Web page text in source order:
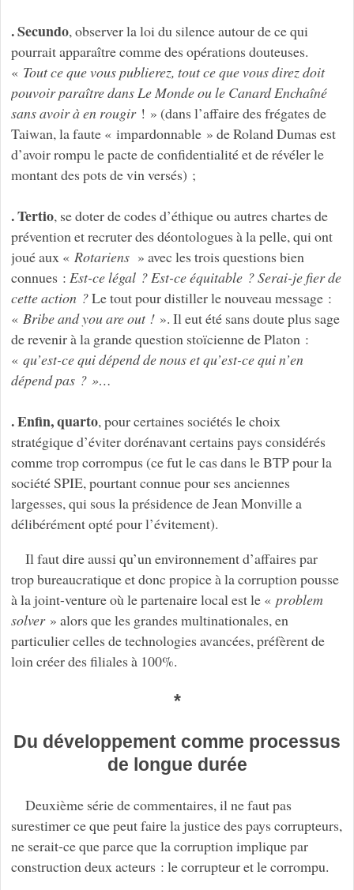
. Secundo, observer la loi du silence autour de ce qui
pourrait apparaître comme des opérations douteuses.
« Tout ce que vous publierez, tout ce que vous direz doit
pouvoir paraître dans Le Monde ou le Canard Enchaîné
sans avoir à en rougir! » (dans l’affaire des frégates de
Taiwan, la faute « impardonnable » de Roland Dumas est
d’avoir rompu le pacte de confidentialité et de révéler le
montant des pots de vin versés) ;
. Tertio, se doter de codes d’éthique ou autres chartes de
prévention et recruter des déontologues à la pelle, qui ont
joué aux « Rotariens » avec les trois questions bien
connues : Est-ce légal ? Est-ce équitable ? Serai-je fier de
cette action ?Le tout pour distiller le nouveau message :
« Bribe and you are out !». Il eut été sans doute plus sage
de revenir à la grande question stoïcienne de Platon :
« qu’est-ce qui dépend de nous et qu’est-ce qui n’en
dépend pas ? »…
. Enfin, quarto, pour certaines sociétés le choix
stratégique d’éviter dorénavant certains pays considérés
comme trop corrompus (ce fut le cas dans le BTP pour la
société SPIE, pourtant connue pour ses anciennes
largesses, qui sous la présidence de Jean Monville a
délibérément opté pour l’évitement).
Il faut dire aussi qu’un environnement d’affaires par
trop bureaucratique et donc propice à la corruption pousse
à la joint-venture où le partenaire local est le « problem
solver» alors que les grandes multinationales, en
particulier celles de technologies avancées, préfèrent de
loin créer des filiales à 100%.
*
Du développement comme processus
de longue durée
Deuxième série de commentaires, il ne faut pas
surestimer ce que peut faire la justice des pays corrupteurs,
ne serait-ce que parce que la corruption implique par
construction deux acteurs : le corrupteur et le corrompu.